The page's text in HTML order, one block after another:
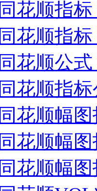
同花顺指
同花顺指
同花顺公
同花顺指
同花顺幅
同花顺幅
同花顺幅